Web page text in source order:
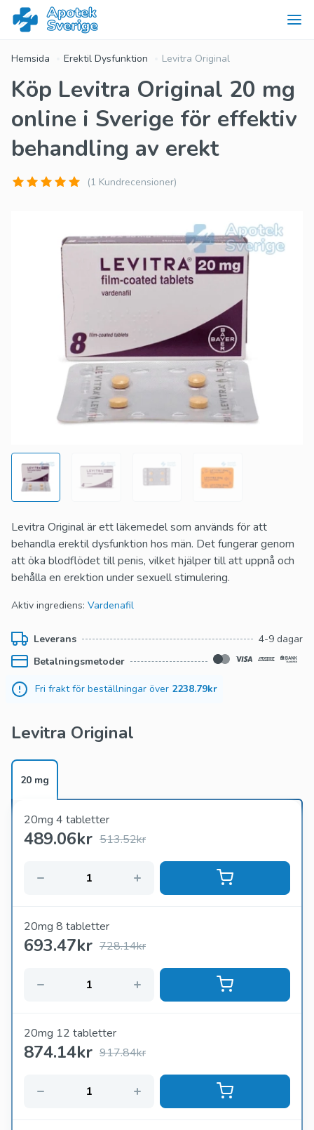
Hemsida Erektil Dysfunktion Levitra Original
Köp Levitra Original 20 mg
online i Sverige för effektiv
behandling av erekt
(1 Kundrecensioner)
Levitra Original är ett läkemedel som används för att
behandla erektil dysfunktion hos män. Det fungerar genom
att öka blodflödet till penis, vilket hjälper till att uppnå och
behålla en erektion under sexuell stimulering.
Aktiv ingrediens: Vardenafil
Leverans
4-9 dagar
Betalningsmetoder
Fri frakt för beställningar över 2238.79kr
Levitra Original
20 mg
20mg 4 tabletter
489.06kr 513.52kr
20mg 8 tabletter
693.47kr 728.14kr
20mg 12 tabletter
874.14kr 917.84kr